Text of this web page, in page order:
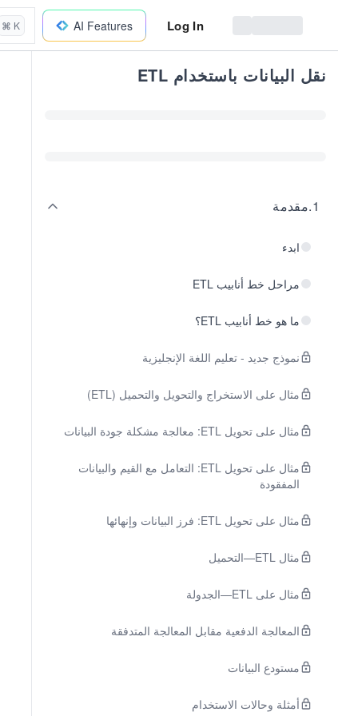
⌘ K AI Features Log In
نقل البيانات باستخدام ETL
1
.مقدمة
ابدء
مراحل خط أنابيب ETL
ما هو خط أنابيب ETL؟
نموذج جديد - تعليم اللغة الإنجليزية
مثال على الاستخراج والتحويل والتحميل (ETL)
مثال على تحويل ETL: معالجة مشكلة جودة البيانات
مثال على تحويل ETL: التعامل مع القيم والبيانات
المفقودة
مثال على تحويل ETL: فرز البيانات وإنهائها
مثال ETL—التحميل
مثال على ETL—الجدولة
المعالجة الدفعية مقابل المعالجة المتدفقة
مستودع البيانات
أمثلة وحالات الاستخدام